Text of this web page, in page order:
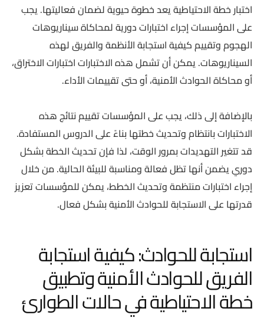
اختبار خطة الاحتياطية يعد خطوة حيوية لضمان فعاليتها. يجب
على المؤسسات إجراء اختبارات دورية لمحاكاة سيناريوهات
الهجوم وتقييم كيفية استجابة الأنظمة والفريق لهذه
السيناريوهات. يمكن أن تشمل هذه الاختبارات اختبارات الاختراق،
أو محاكاة الحوادث الأمنية، أو حتى تقييمات الأداء.
بالإضافة إلى ذلك، يجب على المؤسسات تقييم نتائج هذه
الاختبارات بانتظام وتحديث خطتها بناءً على الدروس المستفادة.
قد تتغير التهديدات بمرور الوقت، لذا فإن تحديث الخطة بشكل
دوري يضمن أنها تظل فعالة ومناسبة للبيئة الحالية. من خلال
إجراء اختبارات منتظمة وتحديث الخطط، يمكن للمؤسسات تعزيز
قدرتها على الاستجابة للحوادث الأمنية بشكل فعال.
استجابة للحوادث: كيفية استجابة
الفريق للحوادث الأمنية وتطبيق
خطة الاحتياطية في حالات الطوارئ